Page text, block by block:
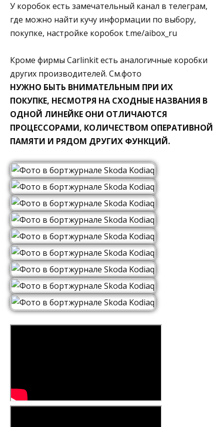
У коробок есть замечательный канал в телеграм,
где можно найти кучу информации по выбору,
покупке, настройке коробок t.me/aibox_ru
Кроме фирмы Carlinkit есть аналогичные коробки
других производителей. См.фото
НУЖНО БЫТЬ ВНИМАТЕЛЬНЫМ ПРИ ИХ
ПОКУПКЕ, НЕСМОТРЯ НА СХОДНЫЕ НАЗВАНИЯ В
ОДНОЙ ЛИНЕЙКЕ ОНИ ОТЛИЧАЮТСЯ
ПРОЦЕССОРАМИ, КОЛИЧЕСТВОМ ОПЕРАТИВНОЙ
ПАМЯТИ И РЯДОМ ДРУГИХ ФУНКЦИЙ.